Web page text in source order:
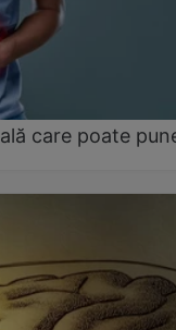
care poate